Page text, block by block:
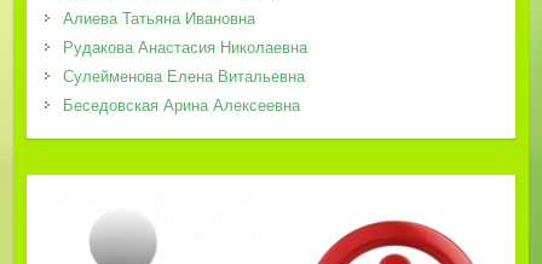
Алиева Татьяна Ивановна
Рудакова Анастасия Николаевна
Сулейменова Елена Витальевна
Беседовская Арина Алексеевна